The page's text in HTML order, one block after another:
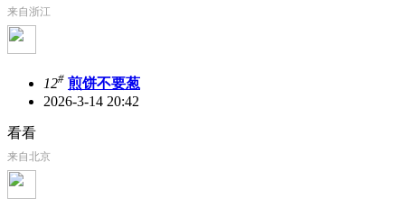
来自浙江
12# 煎饼不要葱
2026-3-14 20:42
看看
来自北京